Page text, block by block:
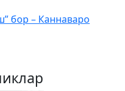
бор – Каннаваро